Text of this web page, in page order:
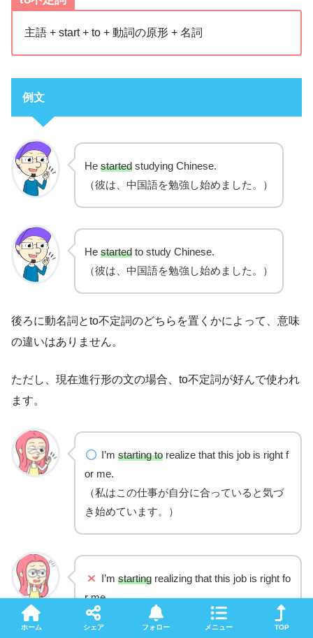
主語 + start + to + 動詞の原形 + 名詞
例文
He started studying Chinese.
（彼は、中国語を勉強し始めました。）
He started to study Chinese.
（彼は、中国語を勉強し始めました。）
後ろに動名詞とto不定詞のどちらを置くかによって、意味
の違いはありません。
ただし、現在進行形の文の場合、to不定詞が好んで使われ
ます。
I’m starting torealize that this job is right f
or me.
（私はこの仕事が自分に合っていると気づ
き始めています。）
I’m startingrealizing that this job is right fo
r me.
ホーム シェア フォロー メニュー TOP